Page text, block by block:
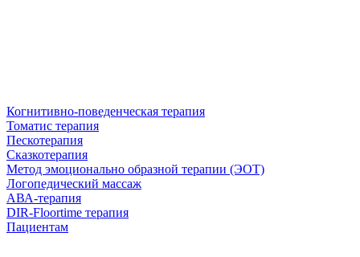
Когнитивно-поведенческая терапия
Томатис терапия
Пескотерапия
Сказкотерапия
Метод эмоционально образной терапии (ЭОТ)
Логопедический массаж
АВА-терапия
DIR-Floortime терапия
Пациентам